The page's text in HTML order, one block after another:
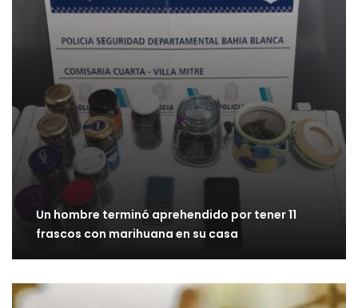
Un hombre terminó aprehendido por tener 11
frascos con marihuana en su casa